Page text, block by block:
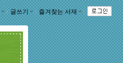
ｌ 글쓰기 ｌ 즐겨찾는 서재 ｌ